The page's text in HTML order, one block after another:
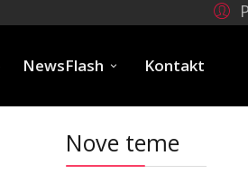
NewsFlash Kontakt
Nove teme